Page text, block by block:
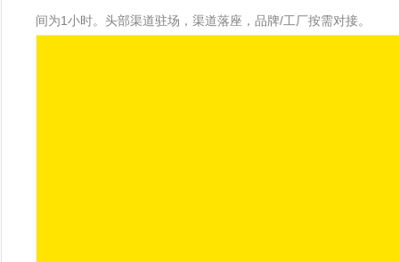
间为1小时。头部渠道驻场，渠道落座，品牌/工厂按需对接。